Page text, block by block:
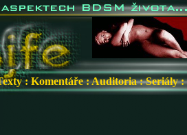
: Komentáře:Auditoria:Seriály: